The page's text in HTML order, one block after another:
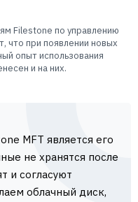
Filestone по управлению
что при появлении новых
опыт использования
и на них.
MFT является его
не хранятся после
и согласуют
облачный диск,